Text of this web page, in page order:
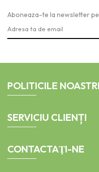
Aboneaza-te la newsletter
POLITICILE
SERVICIU CLIENȚI
CONTACTAŢI-NE